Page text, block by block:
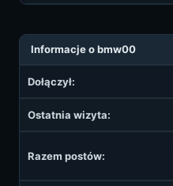
Informacje o bmw00
Dołączył:
Ostatnia wizyta:
Razem postów: